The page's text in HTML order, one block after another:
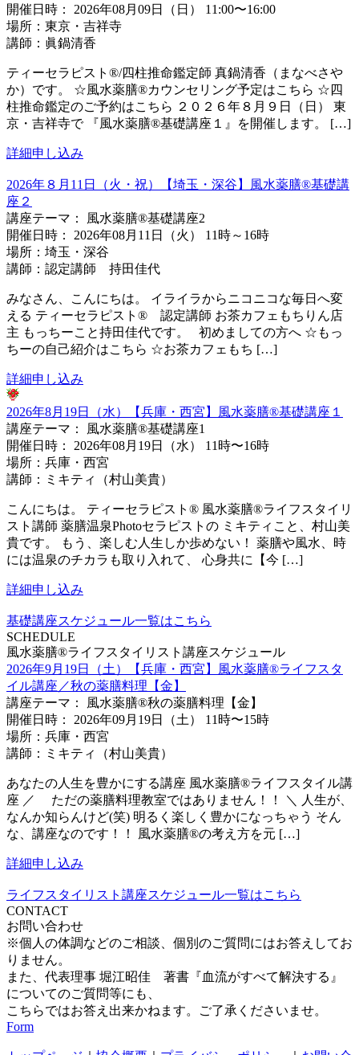
開催日時： 2026年08月09日（日） 11:00〜16:00
場所：東京・吉祥寺
講師：眞鍋清香
ティーセラピスト®/四柱推命鑑定師 真鍋清香（まなべさや
か）です。 ☆風水薬膳®カウンセリング予定はこちら ☆四
柱推命鑑定のご予約はこちら ２０２６年８月９日（日） 東
京・吉祥寺で 『風水薬膳®基礎講座１』を開催します。 […]
詳細申し込み
2026年８月11日（火・祝）【埼玉・深谷】風水薬膳®基礎講
座２
講座テーマ： 風水薬膳®基礎講座2
開催日時： 2026年08月11日（火） 11時～16時
場所：埼玉・深谷
講師：認定講師 持田佳代
みなさん、こんにちは。 イライラからニコニコな毎日へ変
える ティーセラピスト® 認定講師 お茶カフェもちりん店
主 もっちーこと持田佳代です。 初めましての方へ ☆もっ
ちーの自己紹介はこちら ☆お茶カフェもち […]
詳細申し込み
2026年8月19日（水）【兵庫・西宮】風水薬膳®︎基礎講座１
講座テーマ： 風水薬膳®基礎講座1
開催日時： 2026年08月19日（水） 11時〜16時
場所：兵庫・西宮
講師：ミキティ（村山美貴）
こんにちは。 ティーセラピスト® 風水薬膳®ライフスタイリ
スト講師 薬膳温泉Photoセラピストの ミキティこと、村山美
貴です。 もう、楽しむ人生しか歩めない！ 薬膳や風水、時
には温泉のチカラも取り入れて、 心身共に【今 […]
詳細申し込み
基礎講座スケジュール一覧はこちら
SCHEDULE
風水薬膳®ライフスタイリスト講座スケジュール
2026年9月19日（土）【兵庫・西宮】風水薬膳®︎ライフスタ
イル講座／秋の薬膳料理【金】
講座テーマ： 風水薬膳®︎秋の薬膳料理【金】
開催日時： 2026年09月19日（土） 11時〜15時
場所：兵庫・西宮
講師：ミキティ（村山美貴）
あなたの人生を豊かにする講座 風水薬膳®ライフスタイル講
座 ／ ただの薬膳料理教室ではありません！！ ＼ 人生が、
なんか知らんけど(笑) 明るく楽しく豊かになっちゃう そん
な、講座なのです！！ 風水薬膳®︎の考え方を元 […]
詳細申し込み
ライフスタイリスト講座スケジュール一覧はこちら
CONTACT
お問い合わせ
※個人の体調などのご相談、個別のご質問にはお答えしてお
りません。
また、代表理事 堀江昭佳 著書『血流がすべて解決する』
についてのご質問等にも、
こちらではお答え出来かねます。ご了承くださいませ。
Form